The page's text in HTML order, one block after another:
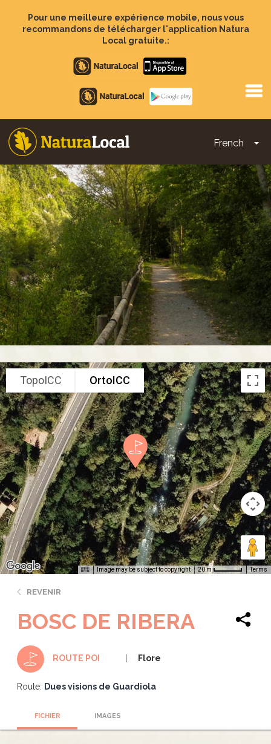
contenu
Pour une meilleure expérience mobile, nous vous
recommandons de télécharger l'application Natura
Local gratuite.:
Apple
store
Google
Play
French
Main
navigation
TopoICC OrtoICC
Image may be subject to copyright 20 m Terms
REVENIR
BOSC DE RIBERA
ROUTE POI Flore
Route: Dues visions de Guardiola
FICHIER IMAGES